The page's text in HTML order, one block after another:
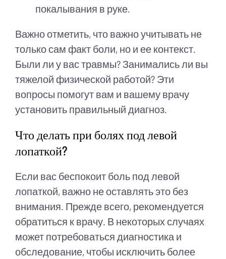
покалывания в руке.
Важно отметить, что важно учитывать не
только сам факт боли, но и ее контекст.
Были ли у вас травмы? Занимались ли вы
тяжелой физической работой? Эти
вопросы помогут вам и вашему врачу
установить правильный диагноз.
Что делать при болях под левой
лопаткой?
Если вас беспокоит боль под левой
лопаткой, важно не оставлять это без
внимания. Прежде всего, рекомендуется
обратиться к врачу. В некоторых случаях
может потребоваться диагностика и
обследование, чтобы исключить более